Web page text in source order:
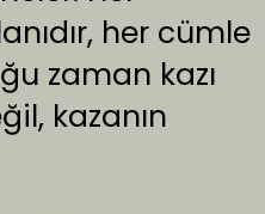
her cümle
zaman kazı
kazanın